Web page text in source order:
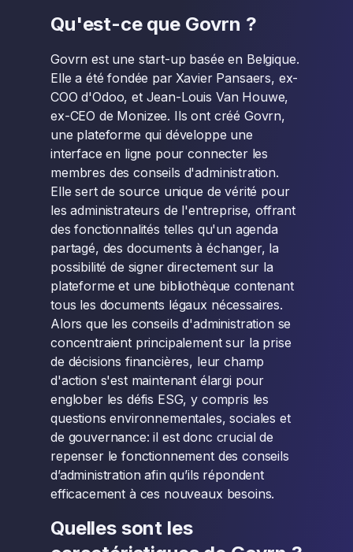
Qu'est-ce que Govrn ?
Govrn est une start-up basée en Belgique.
Elle a été fondée par Xavier Pansaers, ex-
COO d'Odoo, et Jean-Louis Van Houwe,
ex-CEO de Monizee. Ils ont créé Govrn,
une plateforme qui développe une
interface en ligne pour connecter les
membres des conseils d'administration.
Elle sert de source unique de vérité pour
les administrateurs de l'entreprise, offrant
des fonctionnalités telles qu'un agenda
partagé, des documents à échanger, la
possibilité de signer directement sur la
plateforme et une bibliothèque contenant
tous les documents légaux nécessaires.
Alors que les conseils d'administration se
concentraient principalement sur la prise
de décisions financières, leur champ
d'action s'est maintenant élargi pour
englober les défis ESG, y compris les
questions environnementales, sociales et
de gouvernance: il est donc crucial de
repenser le fonctionnement des conseils
d’administration afin qu’ils répondent
efficacement à ces nouveaux besoins.
Quelles sont les